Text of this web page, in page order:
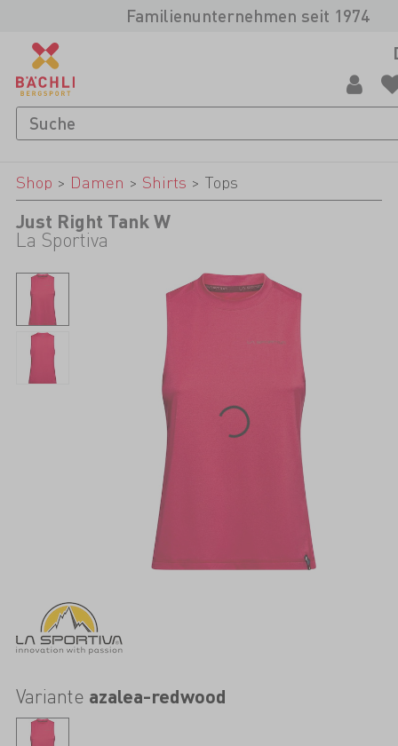
Familienunternehmen seit 1974
Shop > Damen > Shirts > Tops
Just Right Tank W
La Sportiva
Variante azalea-redwood